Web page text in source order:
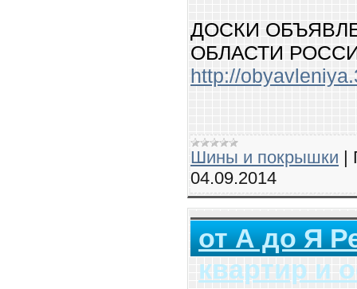
ДОСКИ
ОБЛАСТИ
http://
Шины и покрышки |
04.09.2014
от А до Я
квартир и